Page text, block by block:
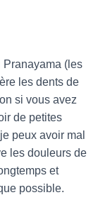
Pranayama (les
les dents de
si vous avez
de petites
peux avoir mal
les douleurs de
et
possible.